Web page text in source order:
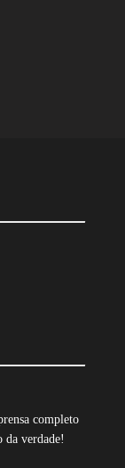
completo
da verdade!